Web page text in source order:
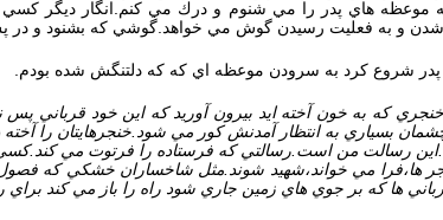
هاي پدر را مي شنوم و درك مي كنم.انگار ديگر كسي را
و به فعليت رسيدن گوش مي خواهد.گوشي كه بشنود و در
پدر شروع كرد به سرودن موعظه اي كه كه دلتنگش شده بودم.
خنجري كه به خون آخته ايد بيرون آوريد كه اين خود
بسياري به انتظار آمدنش كور مي شود.خنجرهايتان را
رسالت من است.رسالتي كه فرستاده را فرتوت مي كند.كسي
ها،فرا مي خواند،شهيد شوند.مثل شاخساران خشكي كه
ها كه بر جوي هاي زمين جاري شود راه را باز مي كند براي